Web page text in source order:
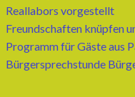
Reallabors vorgestellt
Freundschaften knüpfen
Programm für Gäste aus
Bürgersprechstunde